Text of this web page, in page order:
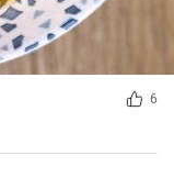
6